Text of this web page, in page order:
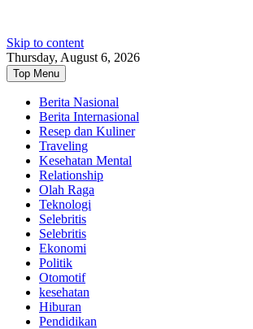
Skip to content
Thursday, August 6, 2026
Top Menu
Berita Nasional
Berita Internasional
Resep dan Kuliner
Traveling
Kesehatan Mental
Relationship
Olah Raga
Teknologi
Selebritis
Selebritis
Ekonomi
Politik
Otomotif
kesehatan
Hiburan
Pendidikan